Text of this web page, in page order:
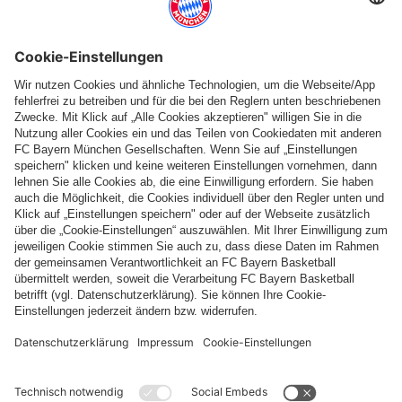
Folge uns
Zahlung & Lieferung
FC Bayern Store App